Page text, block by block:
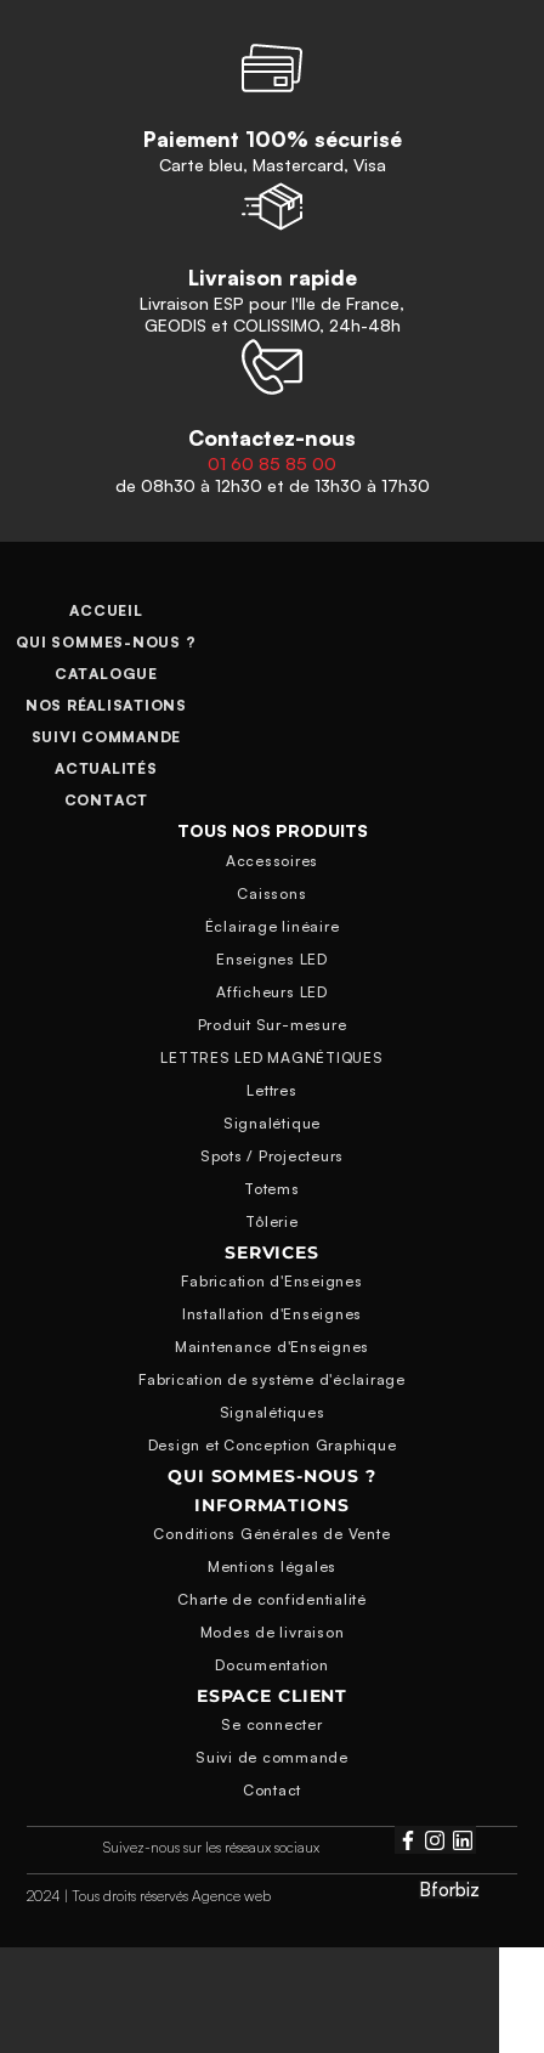
Paiement 100% sécurisé
Carte bleu, Mastercard, Visa
Livraison rapide
Livraison ESP pour l'Ile de France,
GEODIS et COLISSIMO, 24h-48h
Contactez-nous
01 60 85 85 00
de 08h30 à 12h30 et de 13h30 à 17h30
ACCUEIL
QUI SOMMES-NOUS ?
CATALOGUE
NOS RÉALISATIONS
SUIVI COMMANDE
ACTUALITÉS
CONTACT
TOUS NOS PRODUITS
Accessoires
Caissons
Éclairage linéaire
Enseignes LED
Afficheurs LED
Produit Sur-mesure
LETTRES LED MAGNÉTIQUES
Lettres
Signalétique
Spots / Projecteurs
Totems
Tôlerie
SERVICES
Fabrication d'Enseignes
Installation d'Enseignes
Maintenance d'Enseignes
Fabrication de système d'éclairage
Signalétiques
Design et Conception Graphique
QUI SOMMES-NOUS ?
INFORMATIONS
Conditions Générales de Vente
Mentions légales
Charte de confidentialité
Modes de livraison
Documentation
ESPACE CLIENT
Se connecter
Suivi de commande
Contact
Suivez-nous sur les réseaux sociaux
2024 | Tous droits réservés Agence web Bforbiz